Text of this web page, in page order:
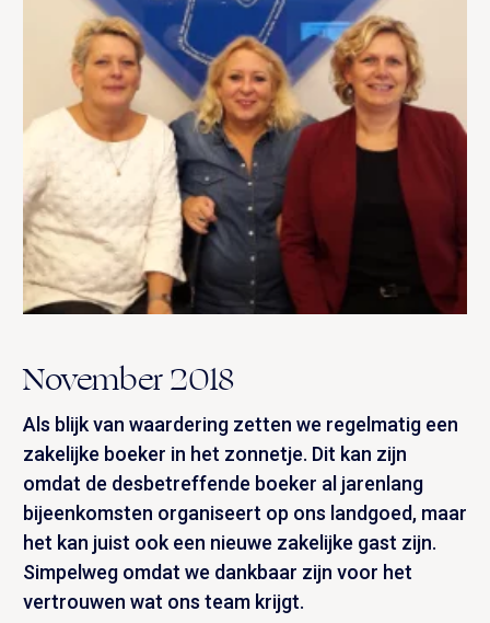
November 2018
Als blijk van waardering zetten we regelmatig een
zakelijke boeker in het zonnetje. Dit kan zijn
omdat de desbetreffende boeker al jarenlang
bijeenkomsten organiseert op ons landgoed, maar
het kan juist ook een nieuwe zakelijke gast zijn.
Simpelweg omdat we dankbaar zijn voor het
vertrouwen wat ons team krijgt.